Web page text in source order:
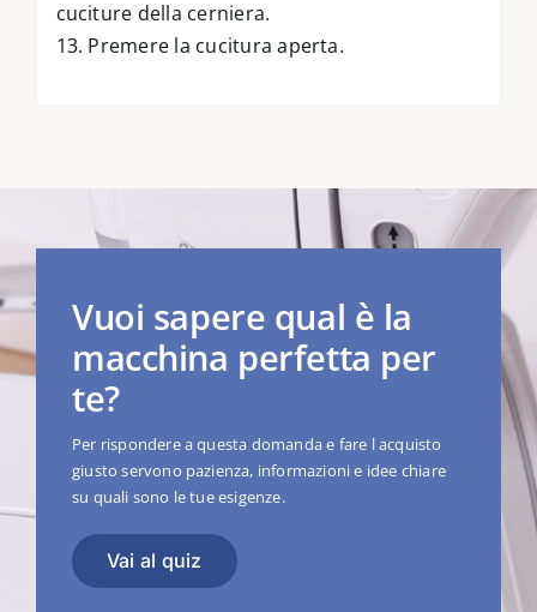
cuciture della cerniera.
13. Premere la cucitura aperta.
Vuoi sapere qual è la
macchina perfetta per
te?
Per rispondere a questa domanda e fare l acquisto
giusto servono pazienza, informazioni e idee chiare
su quali sono le tue esigenze.
Vai al quiz